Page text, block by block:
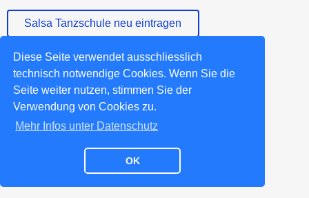
Diese Seite verwendet ausschliesslich
technisch notwendige Cookies. Wenn Sie die
Seite weiter nutzen, stimmen Sie der
Verwendung von Cookies zu.
Mehr Infos unter Datenschutz
OK
Salsa Tanzschule neu eintragen
Impressum Datenschutz Kontakt Partner